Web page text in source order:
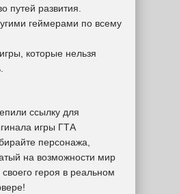
путей развития.
геймерами по всему
которые нельзя
ссылку для
игры ГТА
персонажа,
на возможности мир
героя в реальном